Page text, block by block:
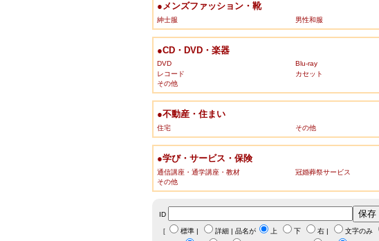
●メンズファッション・靴
紳士服 男性和服
●CD・DVD・楽器
DVD Blu-ray
レコード
カセット
その他
●不動産・住まい
住宅 その他
●学び・サービス・保険
通信講座・通学講座・教材 冠婚葬祭サービス
その他
ID
［ 標準 | 詳細 | 品名が 上 下 右 | 文字のみ